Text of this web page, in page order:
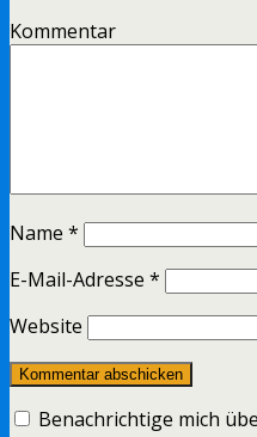
Kommentar
Name *
E-Mail-Adresse *
Website
Benachrichtige mich